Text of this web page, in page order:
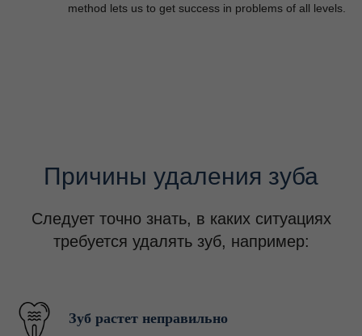
method lets us to get success in problems of all levels.
Причины удаления зуба
Следует точно знать, в каких ситуациях
требуется удалять зуб, например:
Зуб растет неправильно